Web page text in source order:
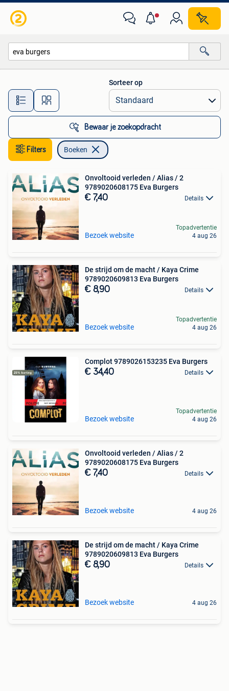
Alle afstanden…
Sorteer op
Bewaar je zoekopdracht
Filters Boeken
Onvoltooid verleden / Alias / 2
9789020608175 Eva Burgers
€ 7,40 Details
Bezoek website
Topadvertentie
4 aug 26
De strijd om de macht / Kaya Crime
9789020609813 Eva Burgers
€ 8,90 Details
Bezoek website
Topadvertentie
4 aug 26
Complot 9789026153235 Eva Burgers
€ 34,40 Details
Bezoek website
Topadvertentie
4 aug 26
Onvoltooid verleden / Alias / 2
9789020608175 Eva Burgers
€ 7,40 Details
Bezoek website 4 aug 26
De strijd om de macht / Kaya Crime
9789020609813 Eva Burgers
€ 8,90 Details
Bezoek website 4 aug 26